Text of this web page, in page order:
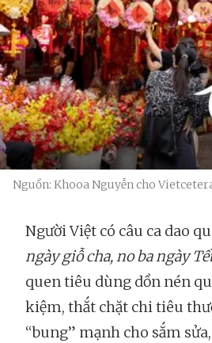
Nguồn: Khooa Nguyễn cho
Người Việt có câu ca dao
ngày giỗ cha, no ba ngày
quen tiêu dùng dồn nén
kiệm, thắt chặt chi tiêu
“bung” mạnh cho sắm